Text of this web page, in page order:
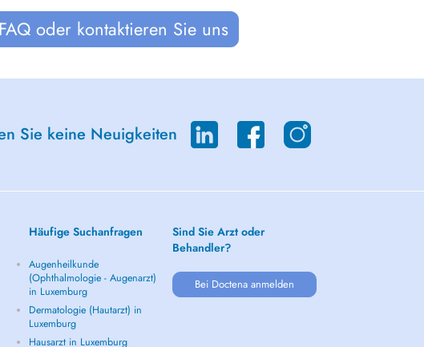
oder kontaktieren Sie uns
Sie keine Neuigkeiten
Häufige Suchanfragen
Augenheilkunde
(Ophthalmologie - Augenarzt)
in Luxemburg
Dermatologie (Hautarzt) in
Luxemburg
Hausarzt in Luxemburg
Sind Sie Arzt oder
Behandler?
Bei Doctena anmelden